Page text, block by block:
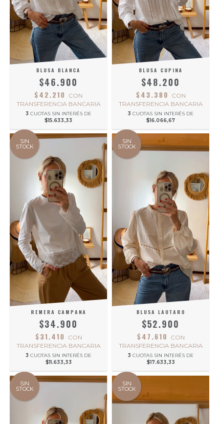
BLUSA BLANCA
$46.900
$42.210
CON
TRANSFERENCIA BANCARIA
3 CUOTAS SIN INTERÉS DE
$15.633,33
BLUSA CUPINA
$48.200
$43.380
CON
TRANSFERENCIA BANCARIA
3 CUOTAS SIN INTERÉS DE
$16.066,67
SIN
STOCK
REMERA CAMPANA
$34.900
$31.410
CON
TRANSFERENCIA BANCARIA
3 CUOTAS SIN INTERÉS DE
$11.633,33
SIN
STOCK
BLUSA LAUTARO
$52.900
$47.610
CON
TRANSFERENCIA BANCARIA
3 CUOTAS SIN INTERÉS DE
$17.633,33
SIN
STOCK
SIN
STOCK